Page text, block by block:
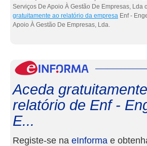
Serviços De Apoio À Gestão De Empresas, Lda
gratuitamente ao relatório da empresa Enf -
Apoio À Gestão De Empresas, Lda.
Aceda
relatório de Enf -
E...
Registe-se na eInforma e